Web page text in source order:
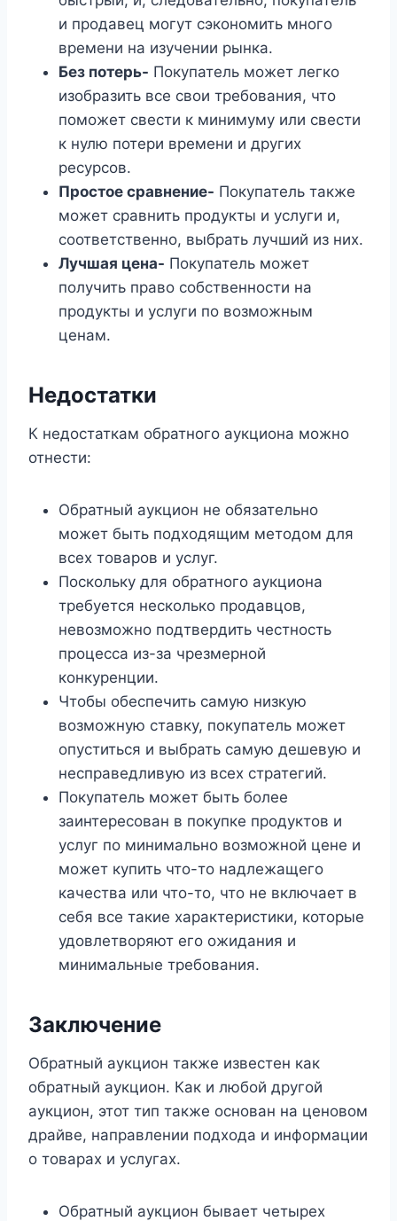
и продавец могут сэкономить много
времени на изучении рынка.
Без потерь- Покупатель может легко
изобразить все свои требования, что
поможет свести к минимуму или свести
к нулю потери времени и других
ресурсов.
Простое сравнение- Покупатель также
может сравнить продукты и услуги и,
соответственно, выбрать лучший из них.
Лучшая цена- Покупатель может
получить право собственности на
продукты и услуги по возможным
ценам.
Недостатки
К недостаткам обратного аукциона можно
отнести:
Обратный аукцион не обязательно
может быть подходящим методом для
всех товаров и услуг.
Поскольку для обратного аукциона
требуется несколько продавцов,
невозможно подтвердить честность
процесса из-за чрезмерной
конкуренции.
Чтобы обеспечить самую низкую
возможную ставку, покупатель может
опуститься и выбрать самую дешевую и
несправедливую из всех стратегий.
Покупатель может быть более
заинтересован в покупке продуктов и
услуг по минимально возможной цене и
может купить что-то надлежащего
качества или что-то, что не включает в
себя все такие характеристики, которые
удовлетворяют его ожидания и
минимальные требования.
Заключение
Обратный аукцион также известен как
обратный аукцион. Как и любой другой
аукцион, этот тип также основан на ценовом
драйве, направлении подхода и информации
о товарах и услугах.
Обратный аукцион бывает четырех